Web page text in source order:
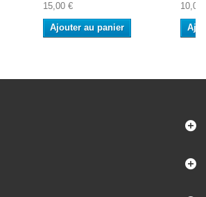
15,00 €
Ajouter au panier
10,00